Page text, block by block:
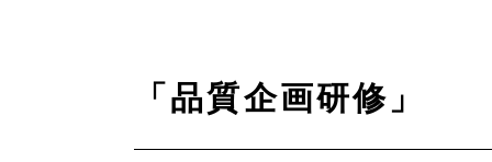
「品質企画研修」